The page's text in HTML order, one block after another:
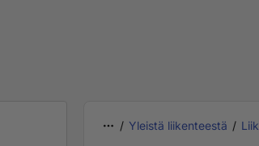
Yleistä liikenteestä